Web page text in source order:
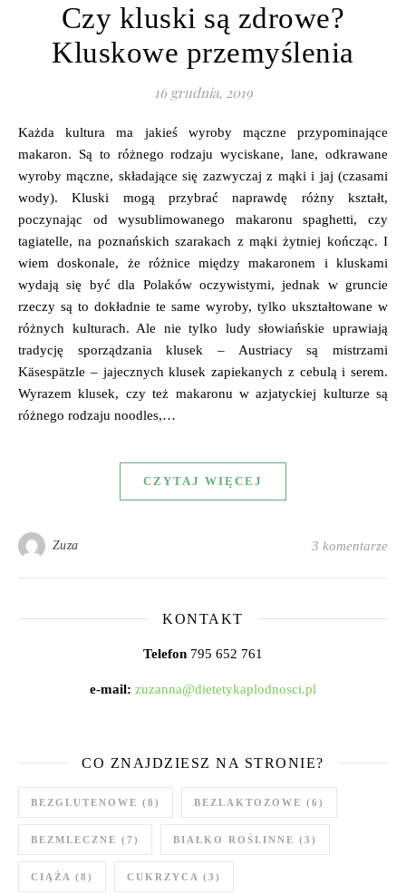
Czy kluski są zdrowe?
Kluskowe przemyślenia
16 grudnia, 2019
Każda kultura ma jakieś wyroby mączne przypominające
makaron. Są to różnego rodzaju wyciskane, lane, odkrawane
wyroby mączne, składające się zazwyczaj z mąki i jaj (czasami
wody). Kluski mogą przybrać naprawdę różny kształt,
poczynając od wysublimowanego makaronu spaghetti, czy
tagiatelle, na poznańskich szarakach z mąki żytniej kończąc. I
wiem doskonale, że różnice między makaronem i kluskami
wydają się być dla Polaków oczywistymi, jednak w gruncie
rzeczy są to dokładnie te same wyroby, tylko ukształtowane w
różnych kulturach. Ale nie tylko ludy słowiańskie uprawiają
tradycję sporządzania klusek – Austriacy są mistrzami
Käsespätzle – jajecznych klusek zapiekanych z cebulą i serem.
Wyrazem klusek, czy też makaronu w azjatyckiej kulturze są
różnego rodzaju noodles,…
CZYTAJ WIĘCEJ
Zuza 3 komentarze
KONTAKT
Telefon 795 652 761
e-mail: zuzanna@dietetykaplodnosci.pl
CO ZNAJDZIESZ NA STRONIE?
BEZGLUTENOWE (8) BEZLAKTOZOWE (6)
BEZMLECZNE (7) BIAŁKO ROŚLINNE (3)
CIĄŻA (8) CUKRZYCA (3)